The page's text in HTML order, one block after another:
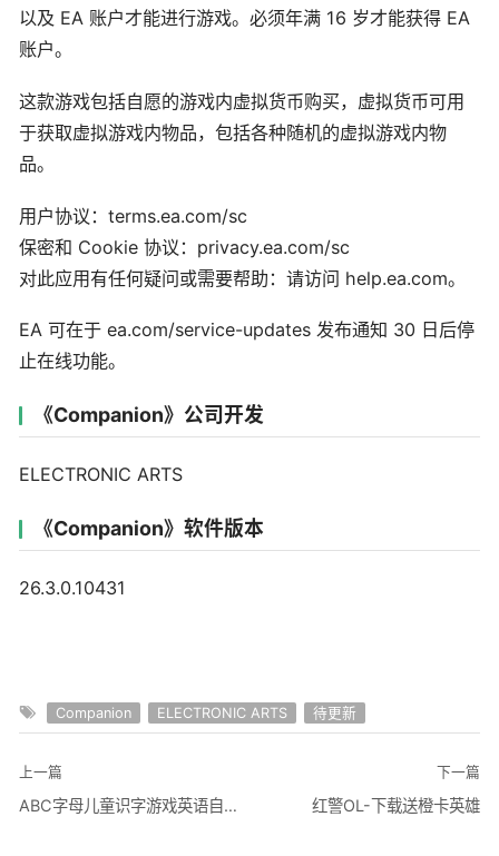
以及 EA 账户才能进行游戏。必须年满 16 岁才能获得 EA
账户。
这款游戏包括自愿的游戏内虚拟货币购买，虚拟货币可用
于获取虚拟游戏内物品，包括各种随机的虚拟游戏内物
品。
用户协议：terms.ea.com/sc
保密和 Cookie 协议：privacy.ea.com/sc
对此应用有任何疑问或需要帮助：请访问 help.ea.com。
EA 可在于 ea.com/service-updates 发布通知 30 日后停
止在线功能。
《Companion》公司开发
ELECTRONIC ARTS
《Companion》软件版本
26.3.0.10431
Companion ELECTRONIC ARTS 待更新
上一篇
ABC字母儿童识字游戏英语自然拼读宝宝玩英语
下一篇
红警OL-下载送橙卡英雄